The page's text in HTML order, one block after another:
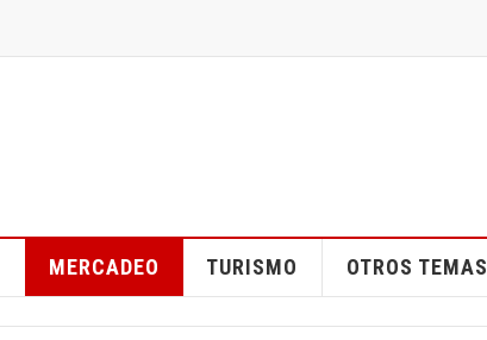
MERCADEO TURISMO OTROS TEMAS